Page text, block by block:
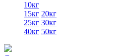
10кг
15кг 20кг
25кг 30кг
40кг 50кг